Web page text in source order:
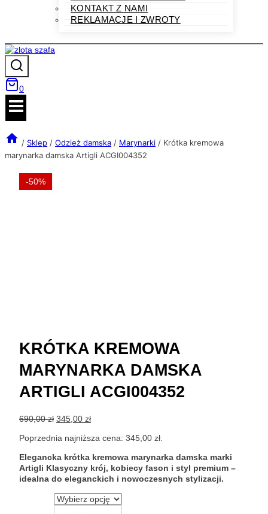
KONTAKT Z NAMI
REKLAMACJE I ZWROTY
0
/ Sklep / Odzież damska / Marynarki / Krótka kremowa
marynarka damska Artigli ACGI004352
-50%
KRÓTKA KREMOWA
MARYNARKA DAMSKA
ARTIGLI ACGI004352
690,00zł Pierwotna
wynosiła:
345,00 złAktualna
wynosi:
Poprzednia najniższa cena: 345,00 zł
Elegancka krótka kremowa marynarka damska marki
Artigli Klasyczny krój, kobiecy fason i styl premium –
idealna do eleganckich i nowoczesnych stylizacji.